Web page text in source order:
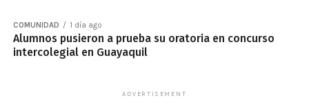
COMUNIDAD 1 día ago
Alumnos pusieron a prueba su oratoria en concurso
intercolegial en Guayaquil
ADVERTISEMENT